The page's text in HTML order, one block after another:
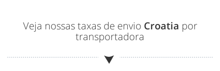
Veja nossas taxas de envio Croatia por
transportadora